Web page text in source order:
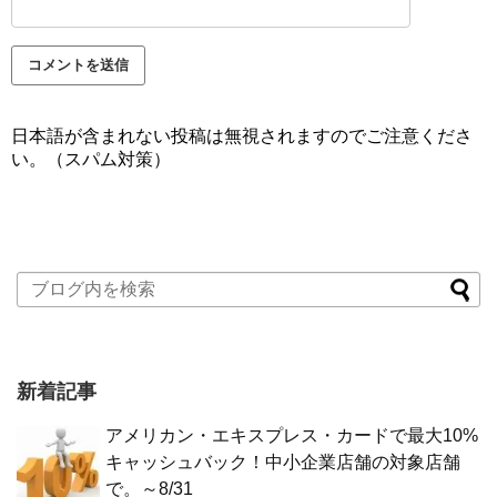
日本語が含まれない投稿は無視されますのでご注意くださ
い。（スパム対策）
新着記事
アメリカン・エキスプレス・カードで最大10%
キャッシュバック！中小企業店舗の対象店舗
で。～8/31